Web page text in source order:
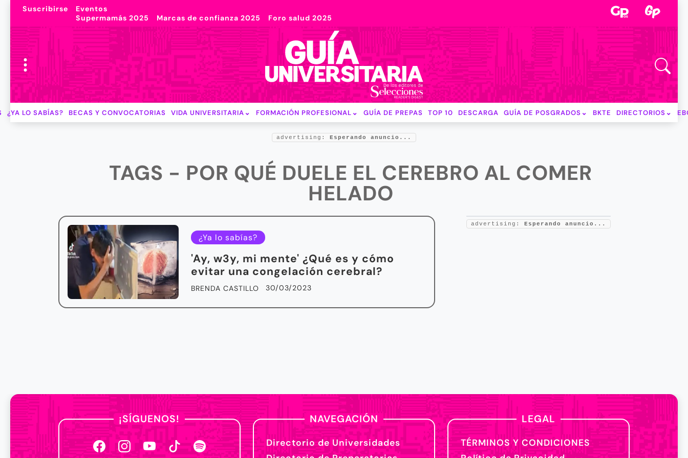
Suscribirse
Eventos
Supermamás 2025
Marcas de confianza 2025 Foro salud 2025
¿YA LO SABÍAS? BECAS Y CONVOCATORIAS VIDA UNIVERSITARIA FORMACIÓN PROFESIONAL GUÍA DE PREPAS TOP 10 DESCARGA GUÍA DE POSGRADOS BKTE DIRECTORIOS
advertising: Esperando anuncio...
TAGS - POR QUÉ DUELE EL CEREBRO AL COMER
HELADO
¿Ya lo sabías?
'Ay, w3y, mi mente' ¿Qué es y cómo
evitar una congelación cerebral?
BRENDA CASTILLO 30/03/2023
advertising: Esperando anuncio...
¡SÍGUENOS! NAVEGACIÓN
Directorio de Universidades
LEGAL
TÉRMINOS Y CONDICIONES